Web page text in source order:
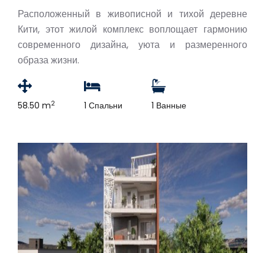
Расположенный в живописной и тихой деревне
Кити, этот жилой комплекс воплощает гармонию
современного дизайна, уюта и размеренного
образа жизни.
58.50 m2 1 Спальни 1 Ванные